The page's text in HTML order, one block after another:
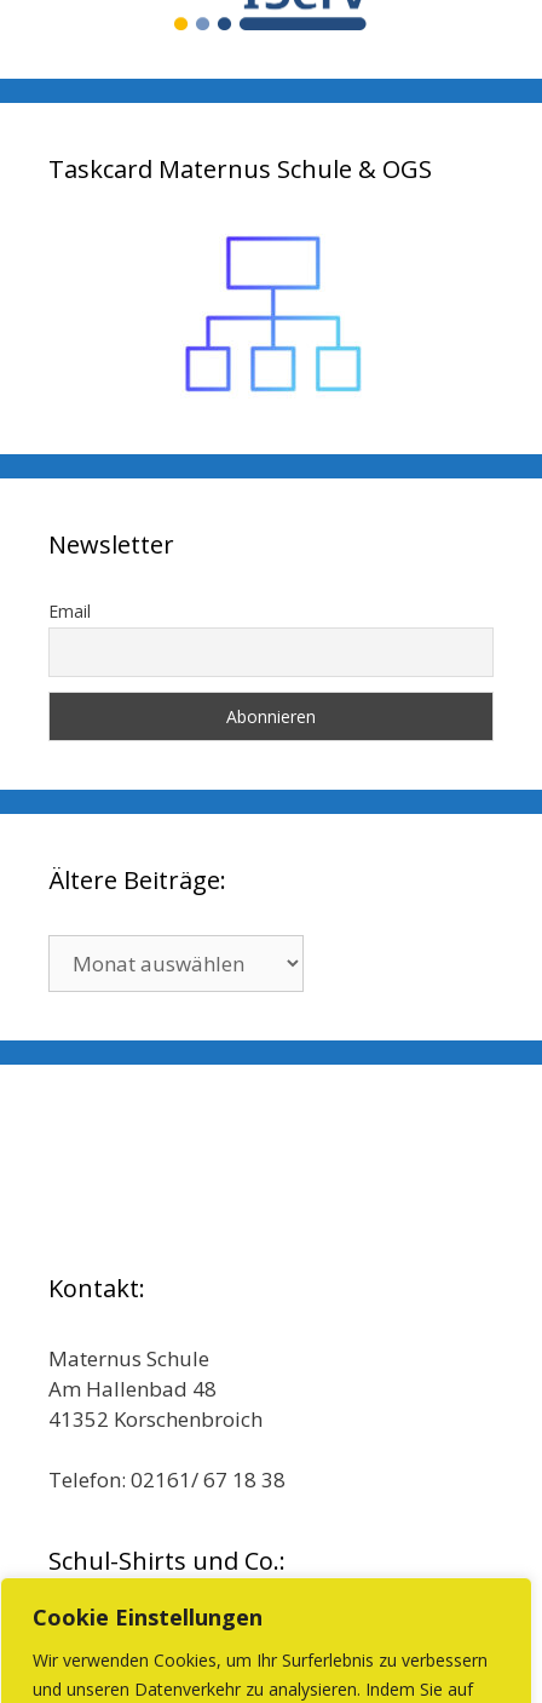
Cookie Einstellungen
Wir verwenden Cookies, um Ihr Surferlebnis zu verbessern
und unseren Datenverkehr zu analysieren. Indem Sie auf
Taskcard Maternus Schule & OGS
Newsletter
Email
Ältere Beiträge:
Beiträge:
Kontakt:
Maternus Schule
Am Hallenbad 48
41352 Korschenbroich
Telefon: 02161/ 67 18 38
Schul-Shirts und Co.:
Beim Förderverein können Sie Produkte mit